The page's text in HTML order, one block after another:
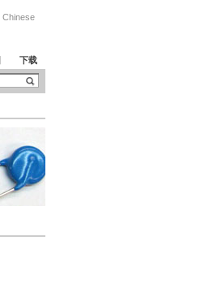
Chinese
下载